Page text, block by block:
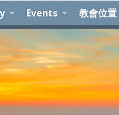
Events 教會位置